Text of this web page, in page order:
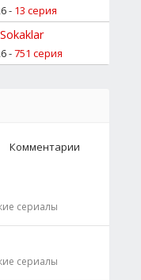
- 13 серия
-751 серия
Комментарии
сериалы
сериалы